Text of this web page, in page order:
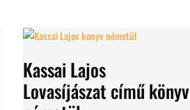
Kassai Lajos
Lovasíjászat című könyv